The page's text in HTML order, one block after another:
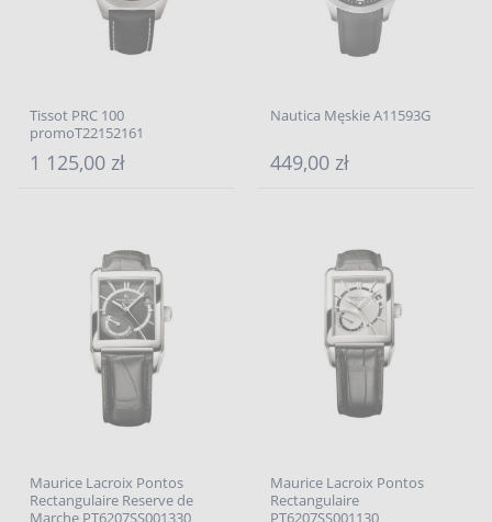
Tissot PRC 100
promoT22152161
1 125,00 zł
Nautica Męskie A11593G
449,00 zł
Maurice Lacroix Pontos
Rectangulaire Reserve de
Marche PT6207SS001330
Maurice Lacroix Pontos
Rectangulaire
PT6207SS001130